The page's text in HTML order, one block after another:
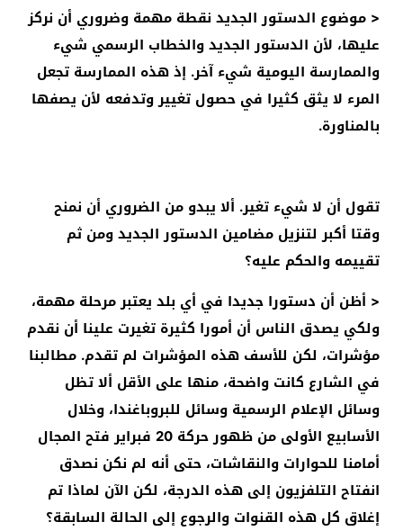
< موضوع الدستور الجديد نقطة مهمة وضروري أن نركز
عليها، لأن الدستور الجديد والخطاب الرسمي شيء
والممارسة اليومية شيء آخر. إذ هذه الممارسة تجعل
المرء لا يثق كثيرا في حصول تغيير وتدفعه لأن يصفها
بالمناورة.
تقول أن لا شيء تغير. ألا يبدو من الضروري أن نمنح
وقتا أكبر لتنزيل مضامين الدستور الجديد ومن ثم
تقييمه والحكم عليه؟
< أظن أن دستورا جديدا في أي بلد يعتبر مرحلة مهمة،
ولكي يصدق الناس أن أمورا كثيرة تغيرت علينا أن نقدم
مؤشرات، لكن للأسف هذه المؤشرات لم تقدم. مطالبنا
في الشارع كانت واضحة، منها على الأقل ألا تظل
وسائل الإعلام الرسمية وسائل للبروباغندا، وخلال
الأسابيع الأولى من ظهور حركة 20 فبراير فتح المجال
أمامنا للحوارات والنقاشات، حتى أنه لم نكن نصدق
انفتاح التلفزيون إلى هذه الدرجة، لكن الآن لماذا تم
إغلاق كل هذه القنوات والرجوع إلى الحالة السابقة؟